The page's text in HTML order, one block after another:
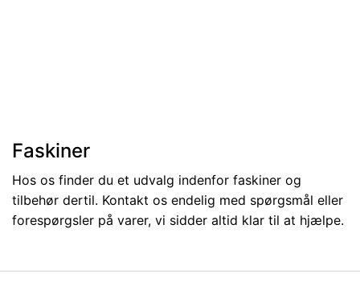
Faskiner
Hos os finder du et udvalg indenfor faskiner og
tilbehør dertil. Kontakt os endelig med spørgsmål eller
forespørgsler på varer, vi sidder altid klar til at hjælpe.